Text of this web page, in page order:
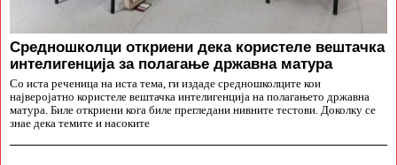
Средношколци откриени дека користеле вештачка
интелигенција за полагање државна матура
Со иста реченица на иста тема, ги издаде средношколците кои
најверојатно користеле вештачка интелигенција на полагањето државна
матура. Биле откриени кога биле прегледани нивните тестови. Доколку се
знае дека темите и насоките